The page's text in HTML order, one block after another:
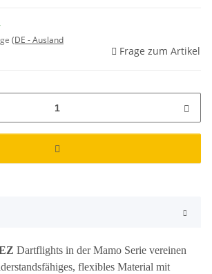
(DE - Ausland
Frage zum Artikel
Dartflights in der Mamo Serie vereinen
flexibles Material mit